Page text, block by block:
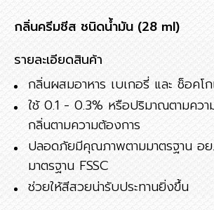
กลิ่นครีมชีส ชนิดน้ำมัน (28 ml)
รายละเอียดสินค้า
กลิ่นผสมอาหาร เบเกอรี่ และ ช็อคโ
ใช้ 0.1 - 0.3% หรือปริมาณตามควา
กลิ่นตามความต้องการ
ปลอดภัยมีคุณภาพตามมาตรฐาน อย
มาตรฐาน FSSC
ช่วยให้สีสวยน่ารับประทานยิ่งขึ้น